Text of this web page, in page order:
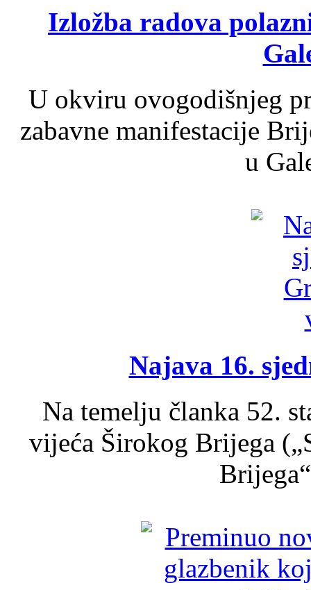
Izložba radova
U okviru ovogodišnjeg
zabavne manifestacije
u
Najava 16.
Na temelju članka 52.
vijeća Širokog Brijega